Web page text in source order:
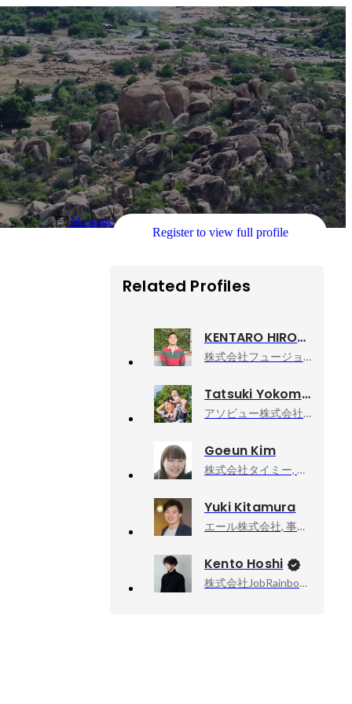
Message
Register to view full profile
Related Profiles
KENTARO HIROTA
株式会社フュージョニア, 執行役員 兼 IXISCREATE(株)代表取締役
Tatsuki Yokomine
アソビュー株式会社, 上級執行役員CPO、マーケットプレイスカンパニーCEO
Goeun Kim
株式会社タイミー, 執行役員事業統括
Yuki Kitamura
エール株式会社, 事業開発
Kento Hoshi
株式会社JobRainbow, CEO